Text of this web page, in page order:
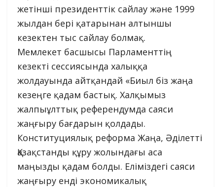
жетінші президенттік сайлау және 1999
жылдан бері қатарынан алтыншы
кезектен тыс сайлау болмақ.
Мемлекет басшысы Парламенттің
кезекті сессиясында халыққа
жолдауында айтқандай «Биыл біз жаңа
кезеңге қадам бастық. Халқымыз
жалпыұлттық референдумда саяси
жаңғыру бағдарын қолдады.
Конституциялық реформа Жаңа, Әділетті
Қазақстанды құру жолындағы аса
маңызды қадам болды. Еліміздегі саяси
жаңғыру енді экономикалық